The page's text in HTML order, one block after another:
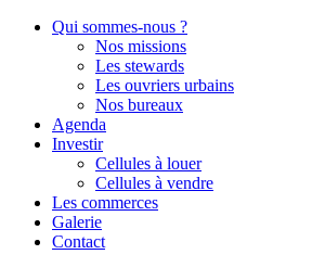
Qui sommes-nous ?
Nos missions
Les stewards
Les ouvriers urbains
Nos bureaux
Agenda
Investir
Cellules à louer
Cellules à vendre
Les commerces
Galerie
Contact